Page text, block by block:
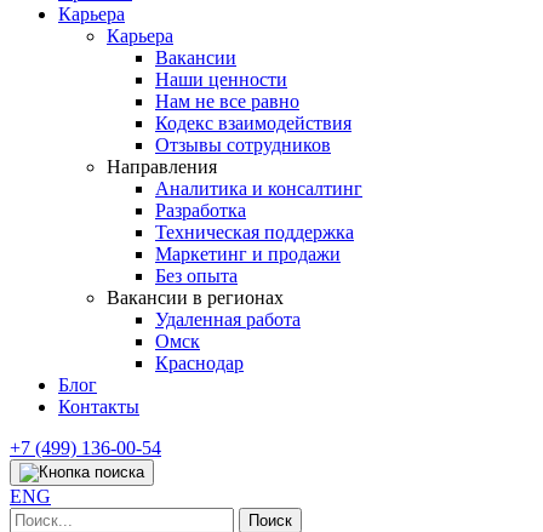
Карьера
Карьера
Вакансии
Наши ценности
Нам не все равно
Кодекс взаимодействия
Отзывы сотрудников
Направления
Аналитика и консалтинг
Разработка
Техническая поддержка
Маркетинг и продажи
Без опыта
Вакансии в регионах
Удаленная работа
Омск
Краснодар
Блог
Контакты
+7 (499) 136-00-54
ENG
Найти: